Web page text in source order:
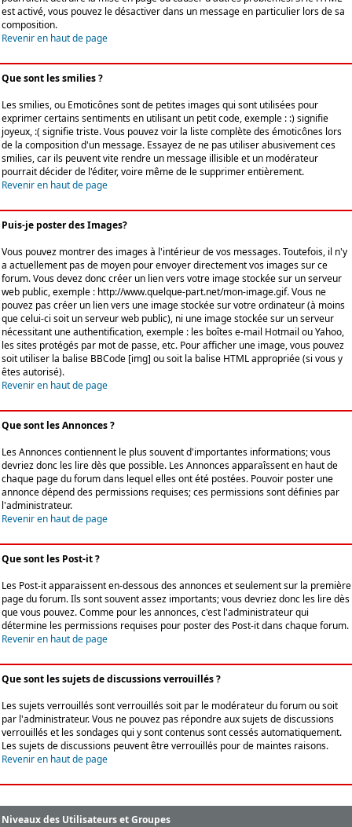
est activé, vous pouvez le désactiver dans un message en particulier lors de sa
composition.
Revenir en haut de page
Que sont les smilies ?
Les smilies, ou Emoticônes sont de petites images qui sont utilisées pour
exprimer certains sentiments en utilisant un petit code, exemple : :) signifie
joyeux, :( signifie triste. Vous pouvez voir la liste complète des émoticônes lors
de la composition d'un message. Essayez de ne pas utiliser abusivement ces
smilies, car ils peuvent vite rendre un message illisible et un modérateur
pourrait décider de l'éditer, voire même de le supprimer entièrement.
Revenir en haut de page
Puis-je poster des Images?
Vous pouvez montrer des images à l'intérieur de vos messages. Toutefois, il n'y
a actuellement pas de moyen pour envoyer directement vos images sur ce
forum. Vous devez donc créer un lien vers votre image stockée sur un serveur
web public, exemple : http://www.quelque-part.net/mon-image.gif. Vous ne
pouvez pas créer un lien vers une image stockée sur votre ordinateur (à moins
que celui-ci soit un serveur web public), ni une image stockée sur un serveur
nécessitant une authentification, exemple : les boîtes e-mail Hotmail ou Yahoo,
les sites protégés par mot de passe, etc. Pour afficher une image, vous pouvez
soit utiliser la balise BBCode [img] ou soit la balise HTML appropriée (si vous y
êtes autorisé).
Revenir en haut de page
Que sont les Annonces ?
Les Annonces contiennent le plus souvent d'importantes informations; vous
devriez donc les lire dès que possible. Les Annonces apparaîssent en haut de
chaque page du forum dans lequel elles ont été postées. Pouvoir poster une
annonce dépend des permissions requises; ces permissions sont définies par
l'administrateur.
Revenir en haut de page
Que sont les Post-it ?
Les Post-it apparaissent en-dessous des annonces et seulement sur la première
page du forum. Ils sont souvent assez importants; vous devriez donc les lire dès
que vous pouvez. Comme pour les annonces, c'est l'administrateur qui
détermine les permissions requises pour poster des Post-it dans chaque forum.
Revenir en haut de page
Que sont les sujets de discussions verrouillés ?
Les sujets verrouillés sont verrouillés soit par le modérateur du forum ou soit
par l'administrateur. Vous ne pouvez pas répondre aux sujets de discussions
verrouillés et les sondages qui y sont contenus sont cessés automatiquement.
Les sujets de discussions peuvent être verrouillés pour de maintes raisons.
Revenir en haut de page
Niveaux des Utilisateurs et Groupes